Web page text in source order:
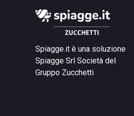
Spiagge.it è una soluzione
Spiagge Srl Società del
Gruppo Zucchetti